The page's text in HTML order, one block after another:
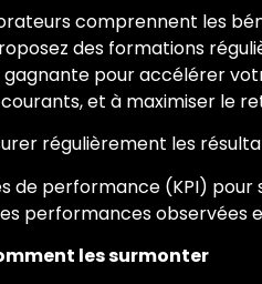
comprennent les
des formations
pour accélérer
et à maximiser le
régulièrement les
de performance (KPI)
performances observées
les surmonter